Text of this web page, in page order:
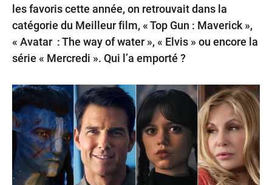
les favoris cette année, on retrouvait dans la
catégorie du Meilleur film, « Top Gun : Maverick »,
« Avatar : The way of water », « Elvis » ou encore la
série « Mercredi ». Qui l’a emporté ?